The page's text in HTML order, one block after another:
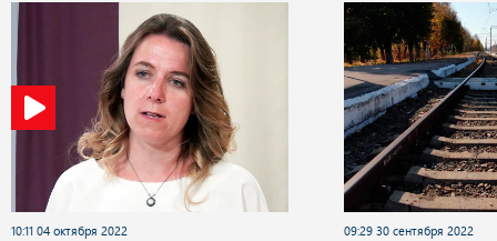
10:11 04 октября 2022 09:29 30 сентября 2022